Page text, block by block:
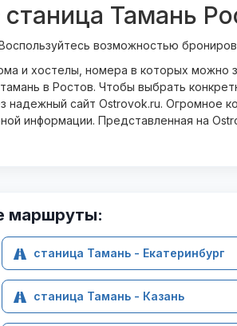
Тамань
возможностью
и хостелы, номера в которых
в Ростов. Чтобы выбрать
сайт Ostrovok.ru. Огромное
информации. Представленная на
маршруты:
станица Тамань - Екатеринбург
станица Тамань - Казань